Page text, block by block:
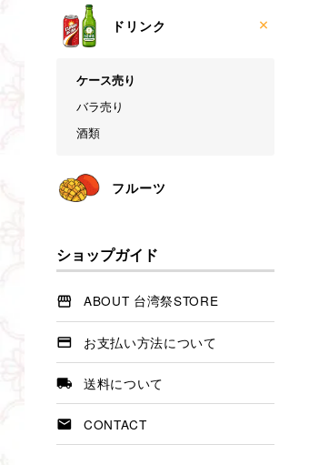
冷凍食品
マグネットコースター
メモクリップ
その他
ティーバッグ
リーフ
ドリンク
ケース売り
バラ売り
酒類
フルーツ
ショップガイド
ABOUT 台湾祭STORE
お支払い方法について
送料について
CONTACT